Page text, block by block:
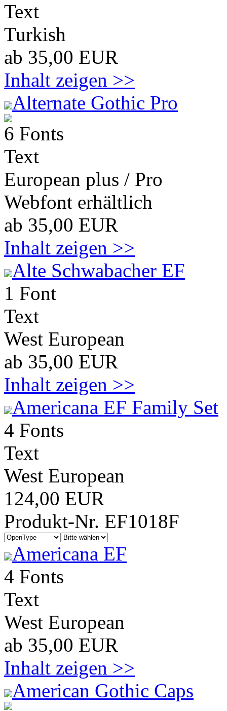
Text
Turkish
ab 35,00 EUR
Inhalt zeigen >>
Alternate Gothic Pro
6 Fonts
Text
European plus / Pro
Webfont erhältlich
ab 35,00 EUR
Inhalt zeigen >>
Alte Schwabacher EF
1 Font
Text
West European
ab 35,00 EUR
Inhalt zeigen >>
Americana EF Family Set
4 Fonts
Text
West European
124,00 EUR
Produkt-Nr. EF1018F
Americana EF
4 Fonts
Text
West European
ab 35,00 EUR
Inhalt zeigen >>
American Gothic Caps